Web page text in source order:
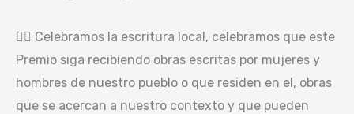
👉🏼 Celebramos la escritura local, celebramos que este
Premio siga recibiendo obras escritas por mujeres y
hombres de nuestro pueblo o que residen en el, obras
que se acercan a nuestro contexto y que pueden